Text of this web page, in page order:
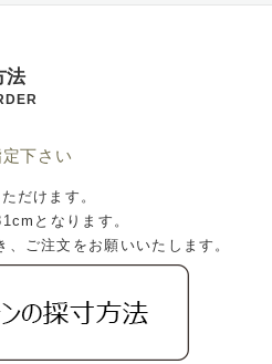
法
下さい
だけます。
となります。
ご注文をお願いいたします。